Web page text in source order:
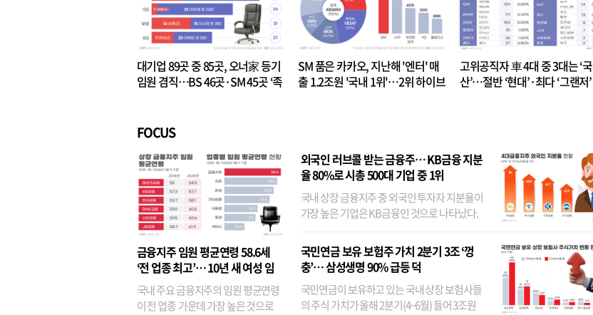
대기업 89곳 중 85곳, 오너家 등기
임원 겸직…BS 46곳·SM 45곳 ‘족
SM 품은 카카오, 지난해 '엔터' 매
출 1.2조원 '국내 1위'…2위 하이브
고위공직자 車 4대 중 3대는 ‘국
산’…절반 ‘현대’·최다 ‘그랜저’
FOCUS
금융지주 임원 평균연령 58.6세
‘전 업종 최고’… 10년 새 여성 임
원은 14배 껑충
국내 주요 금융지주의 임원 평균연령
이 전 업종 가운데 가장 높은 것으로
외국인 러브콜 받는 금융주… KB금융 지분
율 80%로 시총 500대 기업 중 1위
국내 상장 금융지주 중 외국인 투자자 지분율이
가장 높은 기업은 KB금융인 것으로 나타났다.
융이었다. 특히 KB금융은 지난달 말 기준 해외
기관투자자 지분율이...
국민연금 보유 보험주 가치 2분기 3조 ‘껑
충’… 삼성생명 90% 급등 덕
국민연금이 보유하고 있는 국내 상장 보험사들
의 주식 가치가 올해 2분기(4~6월) 들어 3조원